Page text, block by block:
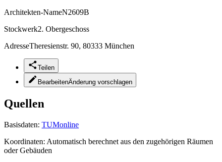
Architekten-NameN2609B
Stockwerk2. Obergeschoss
AdresseTheresienstr. 90, 80333 München
Teilen
BearbeitenÄnderung vorschlagen
Quellen
Basisdaten: TUMonline
Koordinaten: Automatisch berechnet aus den zugehörigen Räumen
oder Gebäuden